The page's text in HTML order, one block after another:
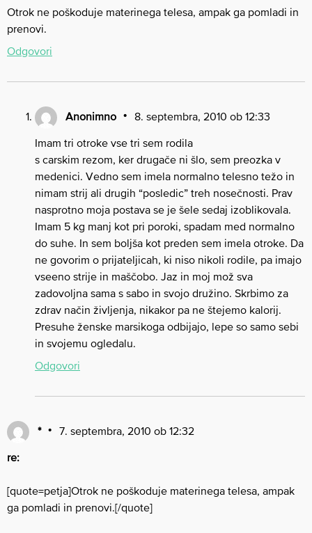
Otrok ne poškoduje materinega telesa, ampak ga pomladi in
prenovi.
Odgovori
Anonimno 8. septembra, 2010 ob 12:33
Imam tri otroke vse tri sem rodila
s carskim rezom, ker drugače ni šlo, sem preozka v
medenici. Vedno sem imela normalno telesno težo in
nimam strij ali drugih “posledic” treh nosečnosti. Prav
nasprotno moja postava se je šele sedaj izoblikovala.
Imam 5 kg manj kot pri poroki, spadam med normalno
do suhe. In sem boljša kot preden sem imela otroke. Da
ne govorim o prijateljicah, ki niso nikoli rodile, pa imajo
vseeno strije in maščobo. Jaz in moj mož sva
zadovoljna sama s sabo in svojo družino. Skrbimo za
zdrav način življenja, nikakor pa ne štejemo kalorij.
Presuhe ženske marsikoga odbijajo, lepe so samo sebi
in svojemu ogledalu.
Odgovori
* 7. septembra, 2010 ob 12:32
re:
[quote=petja]Otrok ne poškoduje materinega telesa, ampak
ga pomladi in prenovi.[/quote]